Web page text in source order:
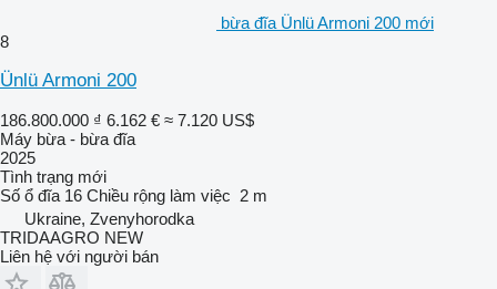
bừa đĩa Ünlü Armoni 200 mới
8
Ünlü Armoni 200
186.800.000 ₫ 6.162 € ≈ 7.120 US$
Máy bừa - bừa đĩa
2025
Tình trạng mới
Số ổ đĩa 16 Chiều rộng làm việc 2 m
Ukraine, Zvenyhorodka
TRIDAAGRO NEW
Liên hệ với người bán